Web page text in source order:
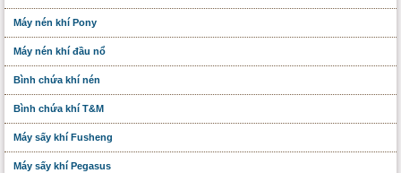
Máy nén khí Pony
Máy nén khí đầu nổ
Bình chứa khí nén
Bình chứa khí T&M
Máy sấy khí Fusheng
Máy sấy khí Pegasus